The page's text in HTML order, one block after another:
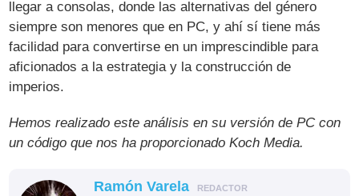
llegar a consolas, donde las alternativas del género
siempre son menores que en PC, y ahí sí tiene más
facilidad para convertirse en un imprescindible para
aficionados a la estrategia y la construcción de
imperios.
Hemos realizado este análisis en su versión de PC con
un código que nos ha proporcionado Koch Media.
Ramón Varela REDACTOR